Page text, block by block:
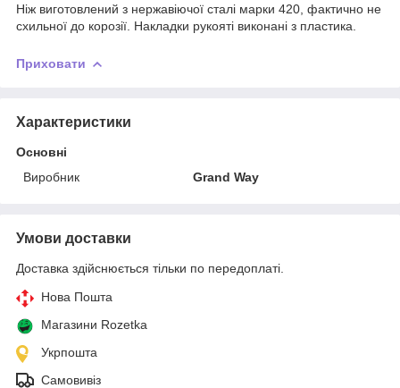
Ніж виготовлений з нержавіючої сталі марки 420, фактично не
схильної до корозії. Накладки рукояті виконані з пластика.
Приховати
Характеристики
Основні
Виробник
Grand Way
Умови доставки
Доставка здійснюється тільки по передоплаті.
Нова Пошта
Магазини Rozetka
Укрпошта
Самовивіз